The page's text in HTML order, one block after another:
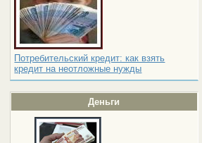
Потребительский кредит: как взять
кредит на неотложные нужды
Деньги